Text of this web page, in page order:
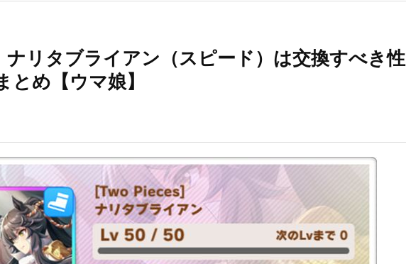
ナリタブライアン（スピード）は交換すべき性
とめ【ウマ娘】